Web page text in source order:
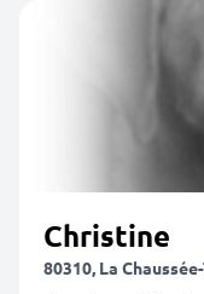
Christine
80310, La